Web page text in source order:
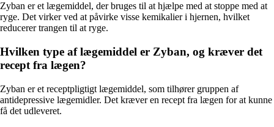
Zyban er et lægemiddel, der bruges til at hjælpe med at stoppe med at
ryge. Det virker ved at påvirke visse kemikalier i hjernen, hvilket
reducerer trangen til at ryge.
Hvilken type af lægemiddel er Zyban, og kræver det
recept fra lægen?
Zyban er et receptpligtigt lægemiddel, som tilhører gruppen af
antidepressive lægemidler. Det kræver en recept fra lægen for at kunne
få det udleveret.